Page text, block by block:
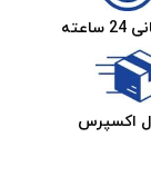
و هیچ‌گونه
آن نسبت به
ساعته
اکسپرس